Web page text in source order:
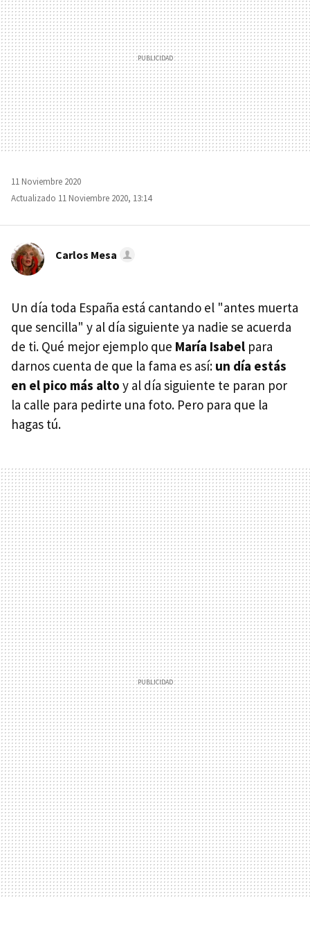
11 Noviembre 2020
Actualizado 11 Noviembre 2020, 13:14
Carlos Mesa
Un día toda España está cantando el "antes muerta
que sencilla" y al día siguiente ya nadie se acuerda
de ti. Qué mejor ejemplo que María Isabel para
darnos cuenta de que la fama es así: un día estás
en el pico más alto y al día siguiente te paran por
la calle para pedirte una foto. Pero para que la
hagas tú.